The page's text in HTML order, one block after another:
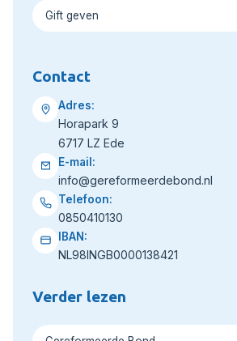
Gift geven
Contact
Adres:
Horapark 9
6717 LZ Ede
E-mail:
info@gereformeerdebond.nl
Telefoon:
0850410130
IBAN:
NL98INGB0000138421
Verder lezen